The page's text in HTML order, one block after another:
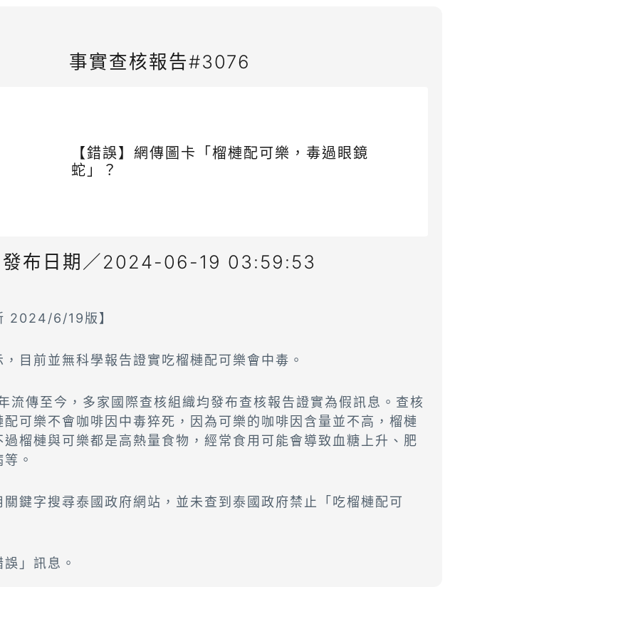
事實查核報告#3076
【錯誤】網傳圖卡「榴槤配可樂，毒過眼鏡
蛇」？
發布日期／2024-06-19 03:59:53
2024/6/19版】
目前並無科學報告證實吃榴槤配可樂會中毒。
流傳至今，多家國際查核組織均發布查核報告證實為假訊息。查核
可樂不會咖啡因中毒猝死，因為可樂的咖啡因含量並不高，榴槤
榴槤與可樂都是高熱量食物，經常食用可能會導致血糖上升、肥
。
鍵字搜尋泰國政府網站，並未查到泰國政府禁止「吃榴槤配可
」訊息。